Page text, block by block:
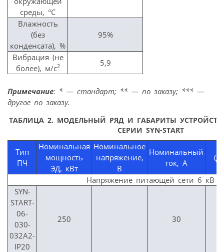
среды, °С
Влажность
(без
конденсата), %
95%
Вибрация (не
более), м/с2 5,9
Примечание: * — стандарт; ** — по заказу; *** —
другое по заказу.
ТАБЛИЦА 2. МОДЕЛЬНЫЙ РЯД И ГАБАРИТЫ УСТРОЙСТВ
СЕРИИ SYN-START
Тип
ПЧ
Номинальная
мощность
ЭД, кВт
Номинальное
напряжение,
В
Номинальный
ток, А
Напряжение питающей сети 6 кВ
SYN-
START-
06-
030-
032A2-
IP20
250 30